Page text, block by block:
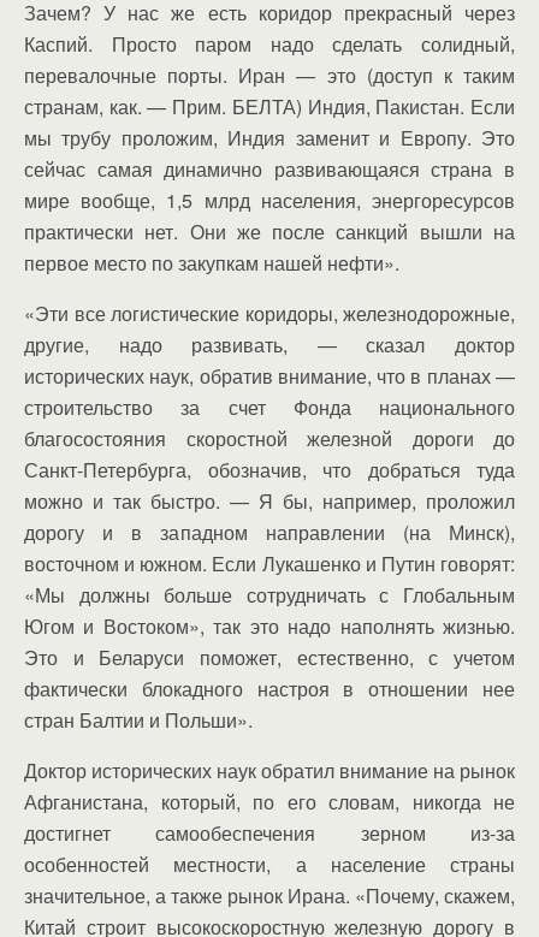
Зачем? У нас же есть коридор прекрасный через
Каспий. Просто паром надо сделать солидный,
перевалочные порты. Иран — это (доступ к таким
странам, как. — Прим. БЕЛТА) Индия, Пакистан. Если
мы трубу проложим, Индия заменит и Европу. Это
сейчас самая динамично развивающаяся страна в
мире вообще, 1,5 млрд населения, энергоресурсов
практически нет. Они же после санкций вышли на
первое место по закупкам нашей нефти».
«Эти все логистические коридоры, железнодорожные,
другие, надо развивать, — сказал доктор
исторических наук, обратив внимание, что в планах —
строительство за счет Фонда национального
благосостояния скоростной железной дороги до
Санкт-Петербурга, обозначив, что добраться туда
можно и так быстро. — Я бы, например, проложил
дорогу и в западном направлении (на Минск),
восточном и южном. Если Лукашенко и Путин говорят:
«Мы должны больше сотрудничать с Глобальным
Югом и Востоком», так это надо наполнять жизнью.
Это и Беларуси поможет, естественно, с учетом
фактически блокадного настроя в отношении нее
стран Балтии и Польши».
Доктор исторических наук обратил внимание на рынок
Афганистана, который, по его словам, никогда не
достигнет самообеспечения зерном из-за
особенностей местности, а население страны
значительное, а также рынок Ирана. «Почему, скажем,
Китай строит высокоскоростную железную дорогу в